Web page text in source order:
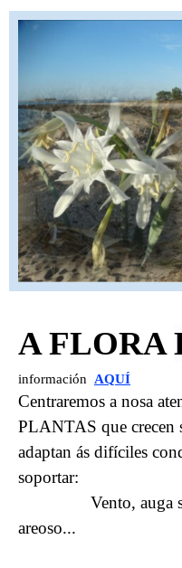
A FLORA
información AQUÍ
Centraremos a nosa
PLANTAS que crecen
adaptan ás difíciles
soportar:
Vento, auga
areoso...